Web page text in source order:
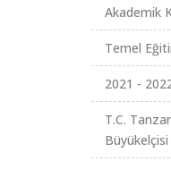
Akademik
Temel
2021 -
T.C.